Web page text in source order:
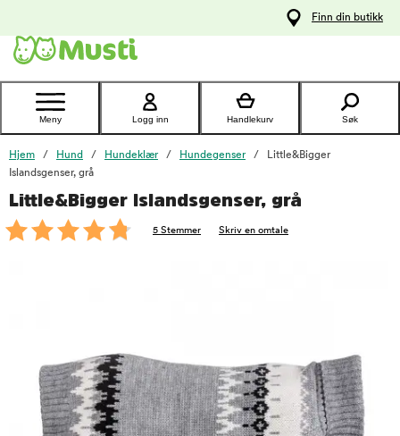
Kontakt
kundeservice
Finn din butikk
Meny Logg inn Handlekurv Søk
Hjem Hund Hundeklær Hundegenser
Little&Bigger
Islandsgenser, grå
Little&Bigger Islandsgenser, grå
5 Stemmer Skriv en omtale
foo